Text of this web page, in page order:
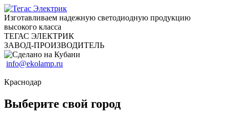
Изготавливаем надежную светодиодную продукцию
высокого класса
ТЕГАС ЭЛЕКТРИК
ЗАВОД-ПРОИЗВОДИТЕЛЬ
info@ekolamp.ru
Краснодар
Выберите свой город